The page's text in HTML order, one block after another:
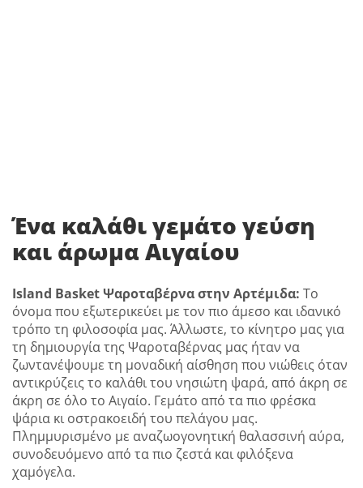
Ένα καλάθι γεμάτο γεύση
και άρωμα Αιγαίου
Ιsland Basket Ψαροταβέρνα στην Αρτέμιδα: Το
όνομα που εξωτερικεύει με τον πιο άμεσο και ιδανικό
τρόπο τη φιλοσοφία μας. Άλλωστε, το κίνητρο μας για
τη δημιουργία της Ψαροταβέρνας μας ήταν να
ζωντανέψουμε τη μοναδική αίσθηση που νιώθεις όταν
αντικρύζεις το καλάθι του νησιώτη ψαρά, από άκρη σε
άκρη σε όλο το Αιγαίο. Γεμάτο από τα πιο φρέσκα
ψάρια κι οστρακοειδή του πελάγου μας.
Πλημμυρισμένο με αναζωογονητική θαλασσινή αύρα,
συνοδευόμενο από τα πιο ζεστά και φιλόξενα
χαμόγελα.